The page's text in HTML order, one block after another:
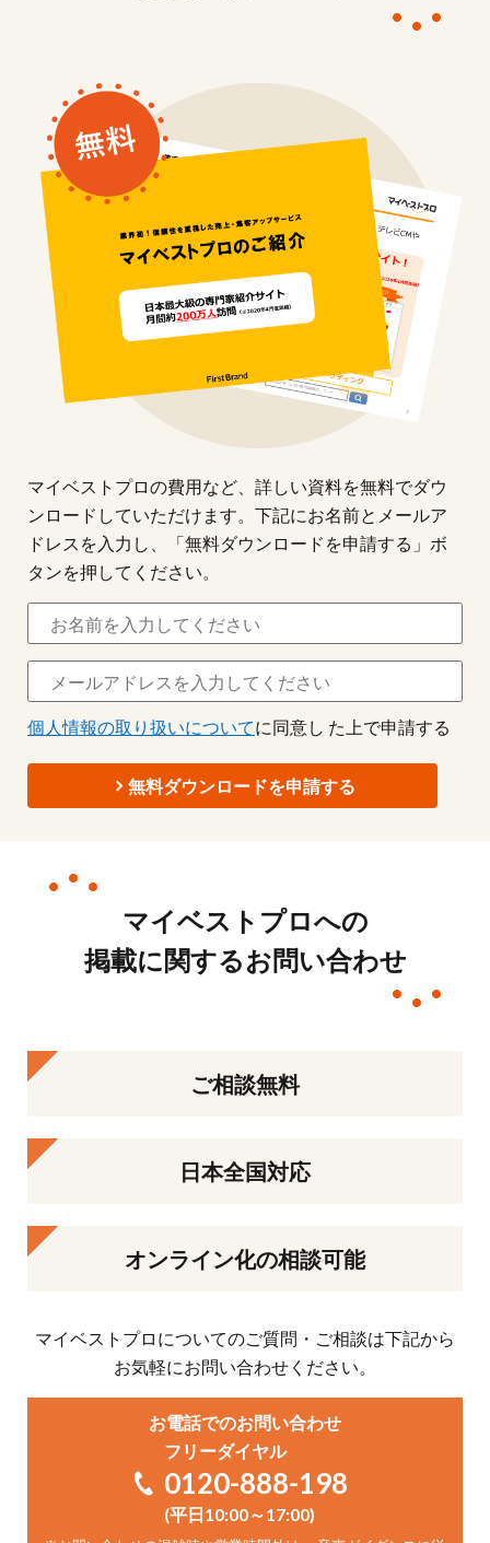
マイベストプロの費用など、詳しい資料を無料でダウ
ンロードしていただけます。下記にお名前とメールア
ドレスを入力し、「無料ダウンロードを申請する」ボ
タンを押してください。
個人情報の取り扱いについてに同意し た上で申請する
無料ダウンロードを申請する
マイベストプロへの
掲載に関するお問い合わせ
ご相談無料
日本全国対応
オンライン化の相談可能
マイベストプロについてのご質問・ご相談は下記から
お気軽にお問い合わせください。
お電話でのお問い合わせ
フリーダイヤル
0120-888-198
(平日10:00～17:00)